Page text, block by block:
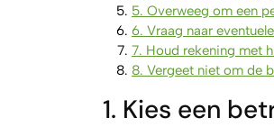
5. Overweeg om een
6. Vraag naar
7. Houd rekening met
8. Vergeet niet om de
1. Kies een